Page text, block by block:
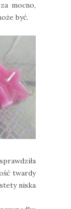
mocno,
być.
twardy
niska